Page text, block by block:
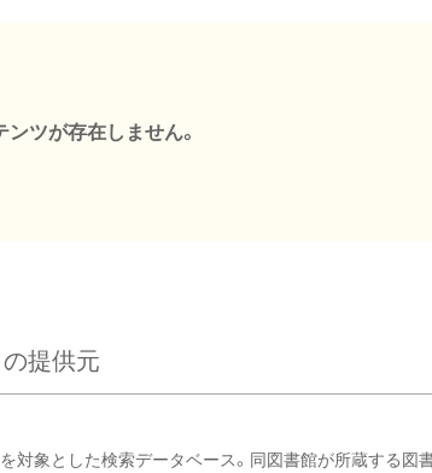
ツが存在しません。
提供元
対象とした検索データベース。同図書館が所蔵する図